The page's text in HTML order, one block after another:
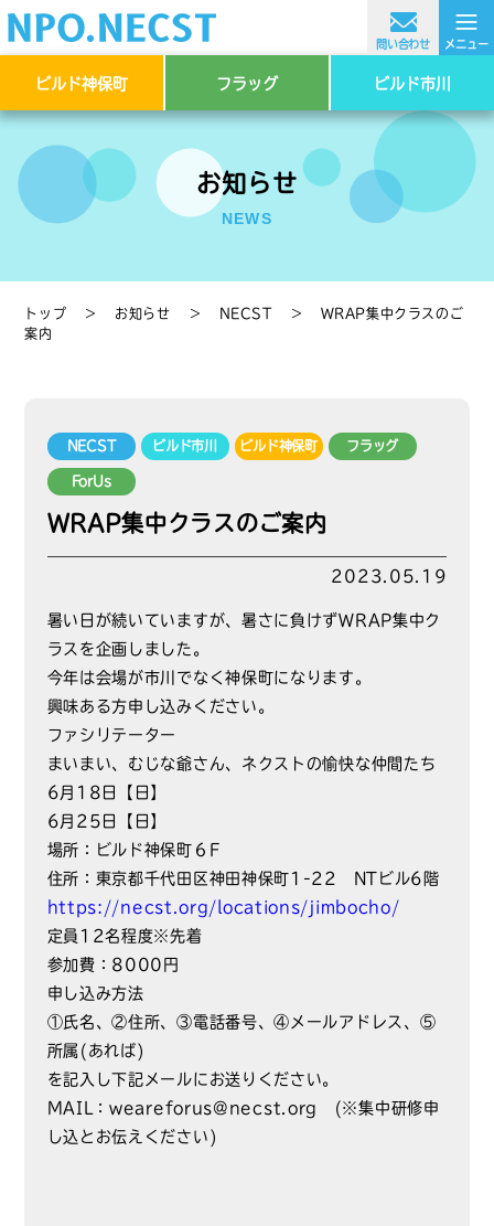
≡
メニュー
問い合わせ
ビルド神保町 フラッグ ビルド市川
お知らせ
NEWS
トップ ＞ お知らせ ＞ NECST＞ WRAP集中クラスのご
案内
NECST ビルド市川 ビルド神保町 フラッグ
ForUs
WRAP集中クラスのご案内
2023.05.19
暑い日が続いていますが、暑さに負けずWRAP集中ク
ラスを企画しました。
今年は会場が市川でなく神保町になります。
興味ある方申し込みください。
ファシリテーター
まいまい、むじな爺さん、ネクストの愉快な仲間たち
6月18日【日】
6月25日【日】
場所：ビルド神保町６F
住所：東京都千代田区神田神保町1-22 NTビル6階
https://necst.org/locations/jimbocho/
定員12名程度※先着
参加費：8000円
申し込み方法
①氏名、②住所、③電話番号、④メールアドレス、⑤
所属(あれば)
を記入し下記メールにお送りください。
MAIL：weareforus@necst.org (※集中研修申
し込とお伝えください)